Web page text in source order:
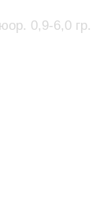
0,9-6,0 гр.